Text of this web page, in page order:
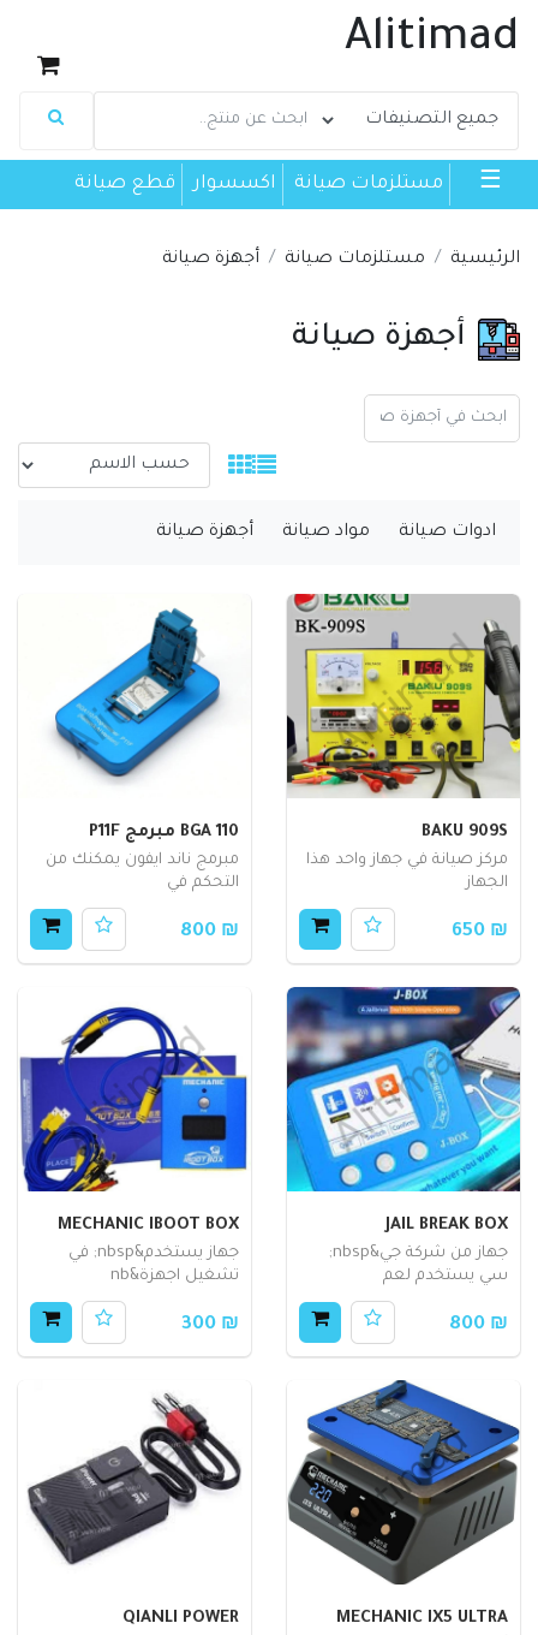
Alitimad
☰ مستلزمات صيانة اكسسوار قطع صيانة
الرئيسية مستلزمات صيانة أجهزة صيانة
أجهزة صيانة
ادوات صيانة مواد صيانة أجهزة صيانة
BAKU 909S
مركز صيانة في جهاز واحد هذا
الجهاز
₪ 650
BGA 110 مبرمج P11F
مبرمج ناند ايفون يمكنك من
التحكم في
₪ 800
JAIL BREAK BOX
جهاز من شركة جي&nbsp;
سي يستخدم لعم
₪ 800
MECHANIC IBOOT BOX
جهاز يستخدم&nbsp; في
تشغيل اجهزة&nb
₪ 300
MECHANIC IX5 ULTRA
QIANLI POWER